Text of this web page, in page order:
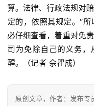
算。法律、行政法规对
定的，依照其规定。“
必仔细查看，着重对免
司为免除自己的义务，
醒。（记者 佘瞿成）
原创文章，作者：发布专